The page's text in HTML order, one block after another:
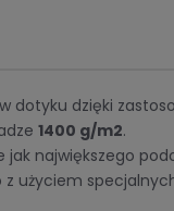
dotyku dzięki
1400 g/m2.
największego
użyciem